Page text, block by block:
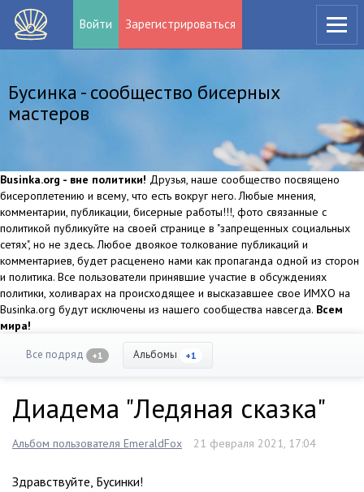
Войти Зарегистрироваться
Бусинка - сообщество бисерных
мастеров
Businka.org - вне политики! Друзья, наше сообщество посвящено
бисероплетению и всему, что есть вокруг него. Любые мнения,
комментарии, публикации, бисерные работы!!!, фото связанные с
политикой публикуйте на своей странице в "запрещенных социальных
сетях", но не здесь. Любое двоякое толкование публикаций и
комментариев, будет расценено нами как пропаганда одной из сторон
и политика. Все пользователи принявшие участие в обсуждениях
политики, холиварах на происходящее и высказавшее свое ИМХО на
Businka.org будут исключены из нашего сообщества навсегда. Всем
мира!
Все подряд +1 Альбомы +1
Диадема "Ледяная сказка"
Альбом пользователя EmeraldFox 21 февраля 2021, 17:04
Здравствуйте, Бусинки!